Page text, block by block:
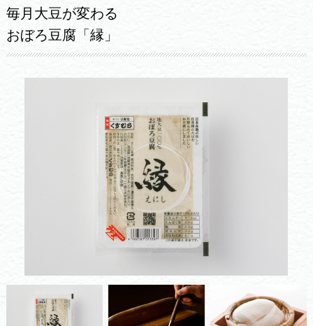
毎月大豆が変わる
おぼろ豆腐「縁」